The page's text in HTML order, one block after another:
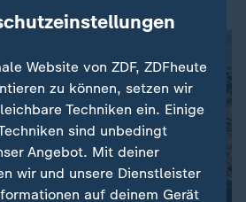
Website von ZDF, ZDFheute
zu können, setzen wir
Techniken ein. Einige
sind unbedingt
Angebot. Mit deiner
wir und unsere Dienstleister
auf deinem Gerät